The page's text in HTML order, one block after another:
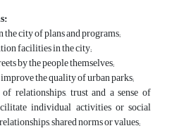
city of plans and programs;
facilities in the city;
by the people themselves;
the quality of urban parks;
relationships, trust and a sense of
individual activities or social
shared norms or values;